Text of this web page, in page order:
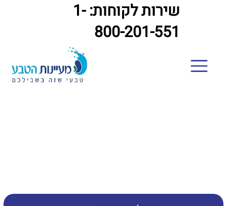
שירות לקוחות: 1-
800-201-551